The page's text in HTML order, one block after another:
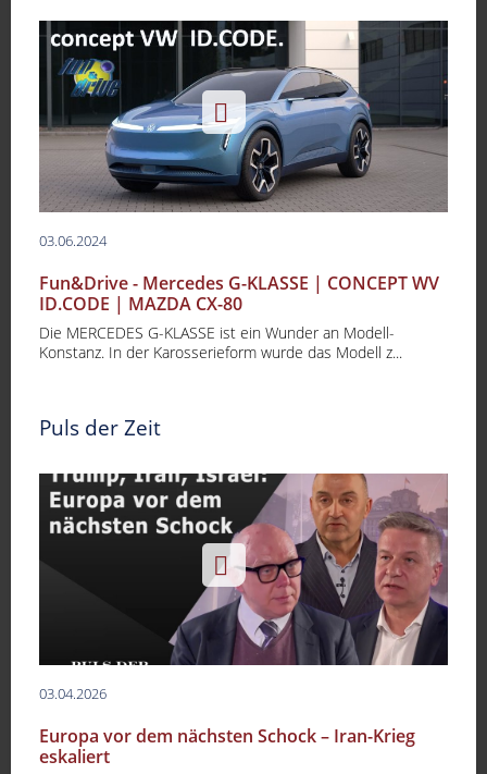
03.06.2024
Fun&Drive - Mercedes G-KLASSE | CONCEPT WV
ID.CODE | MAZDA CX-80
Die MERCEDES G-KLASSE ist ein Wunder an Modell-
Konstanz. In der Karosserieform wurde das Modell z...
Puls der Zeit
03.04.2026
Europa vor dem nächsten Schock – Iran-Krieg
eskaliert